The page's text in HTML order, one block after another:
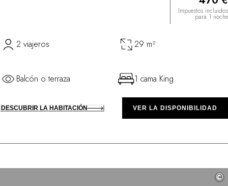
Impuestos incluidos
para 1 noche
2 viajeros 29 m²
Balcón o terraza 1 cama King
DESCUBRIR LA HABITACIÓN VER LA DISPONIBILIDAD
©